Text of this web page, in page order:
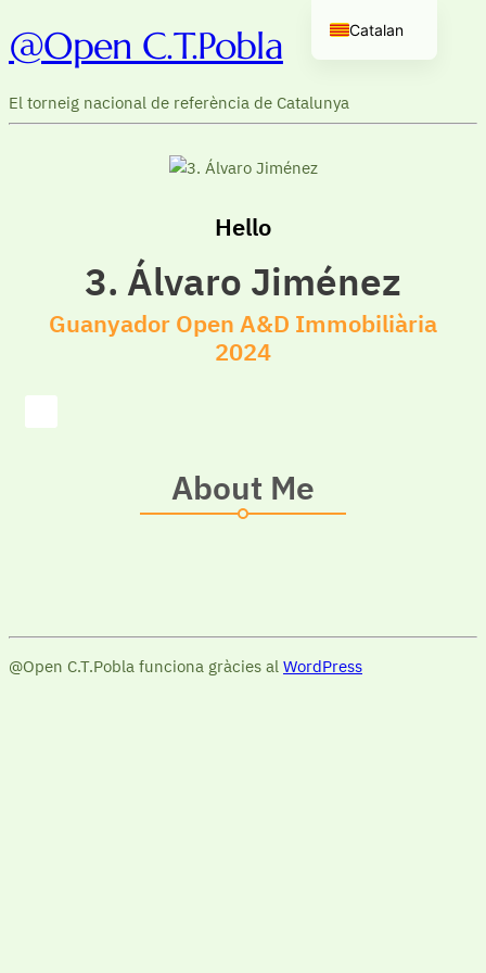
@Open C.T.Pobla
El torneig nacional de referència de Catalunya
Hello
3. Álvaro Jiménez
Guanyador Open A&D Immobiliària
2024
About Me
@Open C.T.Pobla funciona gràcies al WordPress
Catalan
Spanish